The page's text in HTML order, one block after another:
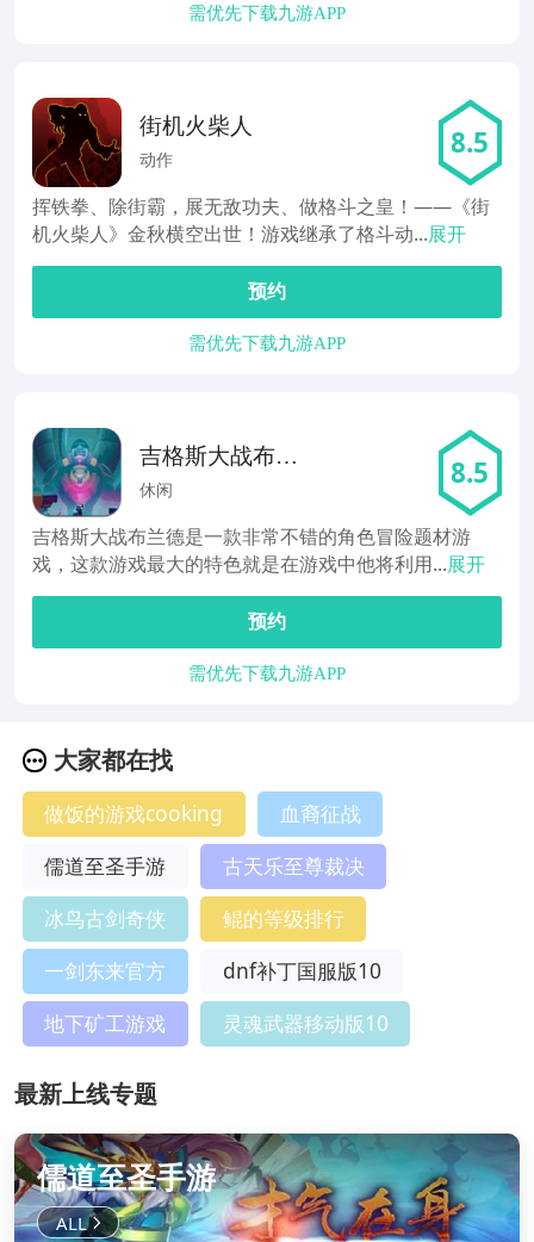
需优先下载九游APP
街机火柴人
动作 8.5
挥铁拳、除街霸，展无敌功夫、做格斗之皇！——《街
机火柴人》金秋横空出世！游戏继承了格斗动...展开
预约
需优先下载九游APP
吉格斯大战布兰
德
休闲 8.5
吉格斯大战布兰德是一款非常不错的角色冒险题材游
戏，这款游戏最大的特色就是在游戏中他将利用...展开
预约
需优先下载九游APP
大家都在找
做饭的游戏cooking
血裔征战
儒道至圣手游
古天乐至尊裁决
冰鸟古剑奇侠
鲲的等级排行
一剑东来官方
dnf补丁国服版10
地下矿工游戏
灵魂武器移动版10
最新上线专题
儒道至圣手游